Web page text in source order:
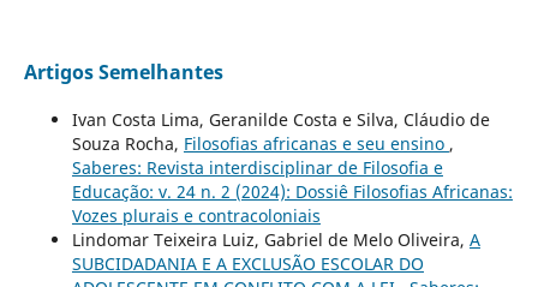
Artigos Semelhantes
Ivan Costa Lima, Geranilde Costa e Silva, Cláudio de
Souza Rocha, Filosofias africanas e seu ensino ,
Saberes: Revista interdisciplinar de Filosofia e
Educação: v. 24 n. 2 (2024): Dossiê Filosofias Africanas:
Vozes plurais e contracoloniais
Lindomar Teixeira Luiz, Gabriel de Melo Oliveira, A
SUBCIDADANIA E A EXCLUSÃO ESCOLAR DO